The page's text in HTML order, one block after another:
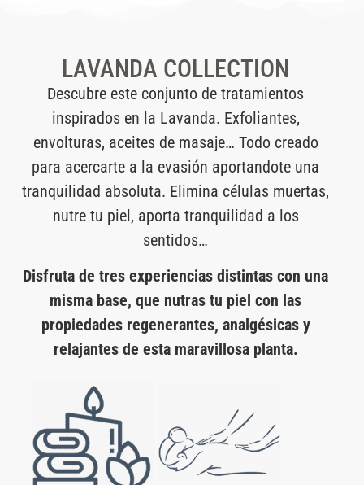
LAVANDA COLLECTION
Descubre este conjunto de tratamientos
inspirados en la Lavanda. Exfoliantes,
envolturas, aceites de masaje… Todo creado
para acercarte a la evasión aportandote una
tranquilidad absoluta. Elimina células muertas,
nutre tu piel, aporta tranquilidad a los
sentidos…
Disfruta de tres experiencias distintas con una
misma base, que nutras tu piel con las
propiedades regenerantes, analgésicas y
relajantes de esta maravillosa planta.